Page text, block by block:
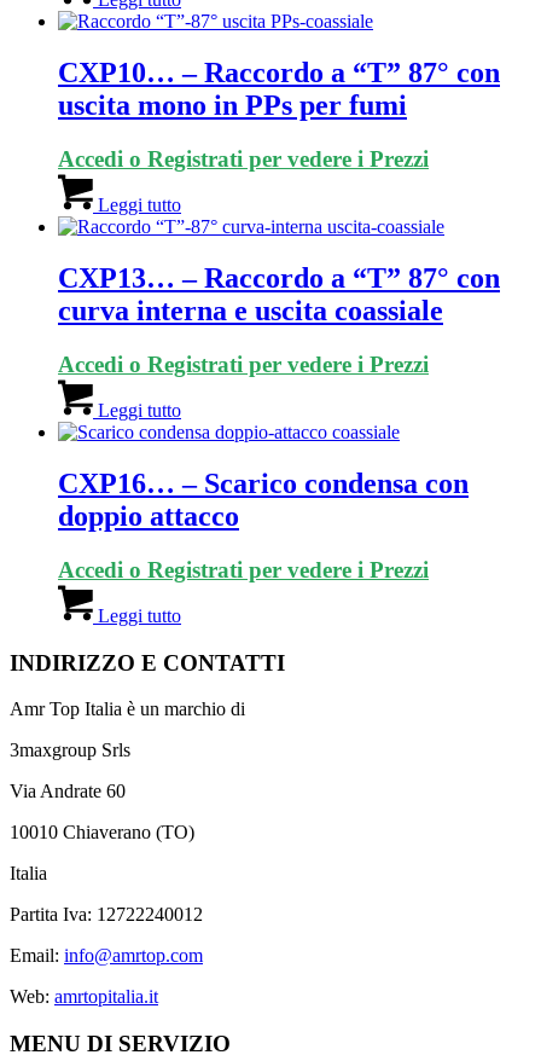
CXP10… – Raccordo a “T” 87° con
uscita mono in PPs per fumi
Accedi o Registrati per vedere i Prezzi
Leggi tutto
CXP13… – Raccordo a “T” 87° con
curva interna e uscita coassiale
Accedi o Registrati per vedere i Prezzi
Leggi tutto
CXP16… – Scarico condensa con
doppio attacco
Accedi o Registrati per vedere i Prezzi
Leggi tutto
INDIRIZZO E CONTATTI
Amr Top Italia è un marchio di
3maxgroup Srls
Via Andrate 60
10010 Chiaverano (TO)
Italia
Partita Iva: 12722240012
Email: info@amrtop.com
Web: amrtopitalia.it
MENU DI SERVIZIO